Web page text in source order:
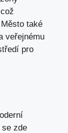
také
veřejnému
pro
zde